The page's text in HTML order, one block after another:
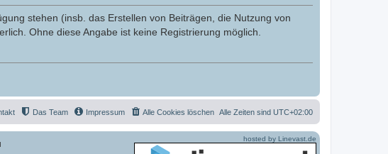
stehen (insb. das Erstellen von Beiträgen, die Nutzung von
Ohne diese Angabe ist keine Registrierung möglich.
Alle Zeiten sind UTC+02:00
Alle Cookies löschen
Impressum
Das Team
hosted by Linevast.de